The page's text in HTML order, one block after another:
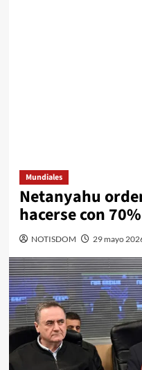
Mundiales
Netanyahu
hacerse con
NOTISDOM 29 mayo